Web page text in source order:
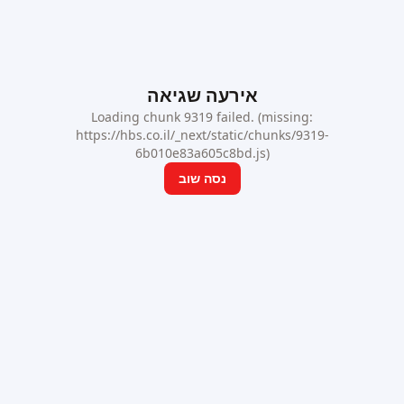
אירעה שגיאה
Loading chunk 9319 failed. (missing:
https://hbs.co.il/_next/static/chunks/9319-
6b010e83a605c8bd.js)